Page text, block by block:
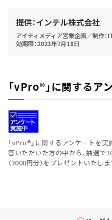
提供：インテル株式会社
アイティメディア営業企画／制作
効期限：2023年7月18日
「vPro®」に関するア
「vPro®」に関するアンケートを
答いただいた方の中から、抽選で
（3000円分）をプレゼントいたし